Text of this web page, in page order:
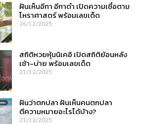
ฝันเห็นอีกา อีกาดำ เปิดความเชื่อตาม
โหราศาสตร์ พร้อมเลขเด็ด
26/12/2025
สถิติหวยหุ้นนิเคอิ เปิดสถิติย้อนหลัง
เช้า-บ่าย พร้อมเลขเด็ด
21/12/2025
ฝันว่าตกปลา ฝันเห็นคนตกปลา
ตีความหมายอะไรได้บ้าง?
21/12/2025